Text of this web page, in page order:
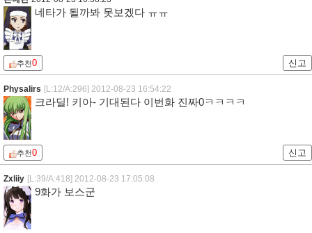
네타가 될까봐 못보겠다 ㅠㅠ
추천0 신고
Physalirs [L:12/A:296] 2012-08-23 16:54:22
크라딜! 키아- 기대된다 이번화 진짜0ㅋㅋㅋㅋ
추천0 신고
Zxliiy [L:39/A:418] 2012-08-23 17:05:08
9화가 보스군